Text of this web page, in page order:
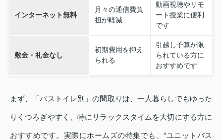
インターネット無料
月々の通信費負
担が軽減
動画視聴やリモ
ート授業に便利
です
敷金・礼金なし
初期費用を抑え
られる
引越し予算が限
られている方に
おすすめです
まず、「バストイレ別」の間取りは、一人暮らしでもゆった
りくつろぎやすく、特にリラックスタイムを大切にする方に
おすすめです。実際にホームズの特集でも、“ユニットバス